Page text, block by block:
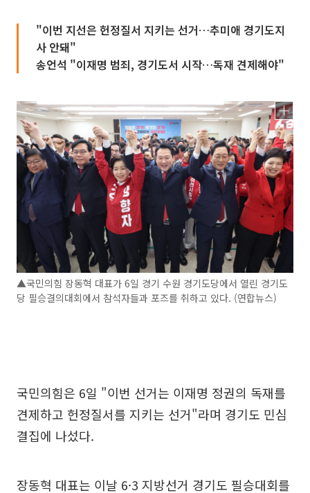
"이번 지선은 헌정질서 지키는 선거…추미애 경기도지
사 안돼"
송언석 "이재명 범죄, 경기도서 시작…독재 견제해야"
▲국민의힘 장동혁 대표가 6일 경기 수원 경기도당에서 열린 경기도
당 필승결의대회에서 참석자들과 포즈를 취하고 있다. (연합뉴스)
국민의힘은 6일 "이번 선거는 이재명 정권의 독재를
견제하고 헌정질서를 지키는 선거"라며 경기도 민심
결집에 나섰다.
장동혁 대표는 이날 6·3 지방선거 경기도 필승대회를